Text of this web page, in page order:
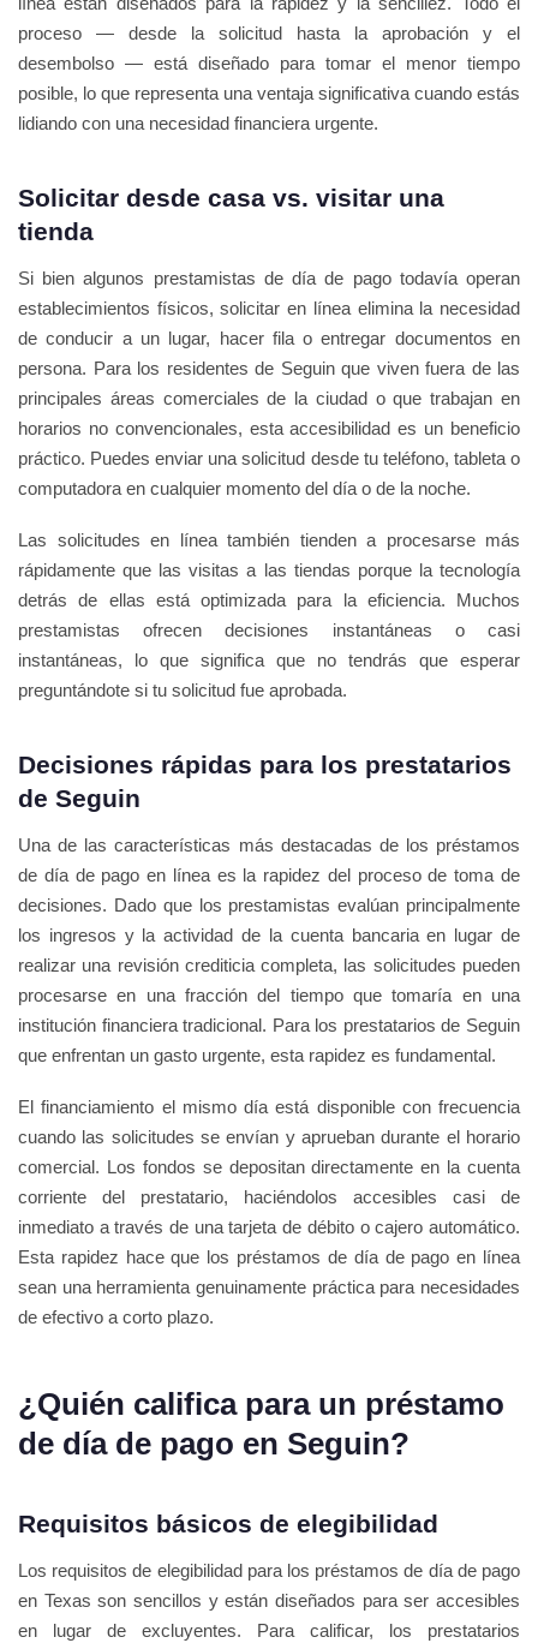
proceso — desde la solicitud hasta la aprobación y el
desembolso — está diseñado para tomar el menor tiempo
posible, lo que representa una ventaja significativa cuando estás
lidiando con una necesidad financiera urgente.
Solicitar desde casa vs. visitar una
tienda
Si bien algunos prestamistas de día de pago todavía operan
establecimientos físicos, solicitar en línea elimina la necesidad
de conducir a un lugar, hacer fila o entregar documentos en
persona. Para los residentes de Seguin que viven fuera de las
principales áreas comerciales de la ciudad o que trabajan en
horarios no convencionales, esta accesibilidad es un beneficio
práctico. Puedes enviar una solicitud desde tu teléfono, tableta o
computadora en cualquier momento del día o de la noche.
Las solicitudes en línea también tienden a procesarse más
rápidamente que las visitas a las tiendas porque la tecnología
detrás de ellas está optimizada para la eficiencia. Muchos
prestamistas ofrecen decisiones instantáneas o casi
instantáneas, lo que significa que no tendrás que esperar
preguntándote si tu solicitud fue aprobada.
Decisiones rápidas para los prestatarios
de Seguin
Una de las características más destacadas de los préstamos
de día de pago en línea es la rapidez del proceso de toma de
decisiones. Dado que los prestamistas evalúan principalmente
los ingresos y la actividad de la cuenta bancaria en lugar de
realizar una revisión crediticia completa, las solicitudes pueden
procesarse en una fracción del tiempo que tomaría en una
institución financiera tradicional. Para los prestatarios de Seguin
que enfrentan un gasto urgente, esta rapidez es fundamental.
El financiamiento el mismo día está disponible con frecuencia
cuando las solicitudes se envían y aprueban durante el horario
comercial. Los fondos se depositan directamente en la cuenta
corriente del prestatario, haciéndolos accesibles casi de
inmediato a través de una tarjeta de débito o cajero automático.
Esta rapidez hace que los préstamos de día de pago en línea
sean una herramienta genuinamente práctica para necesidades
de efectivo a corto plazo.
¿Quién califica para un préstamo
de día de pago en Seguin?
Requisitos básicos de elegibilidad
Los requisitos de elegibilidad para los préstamos de día de pago
en Texas son sencillos y están diseñados para ser accesibles
en lugar de excluyentes. Para calificar, los prestatarios